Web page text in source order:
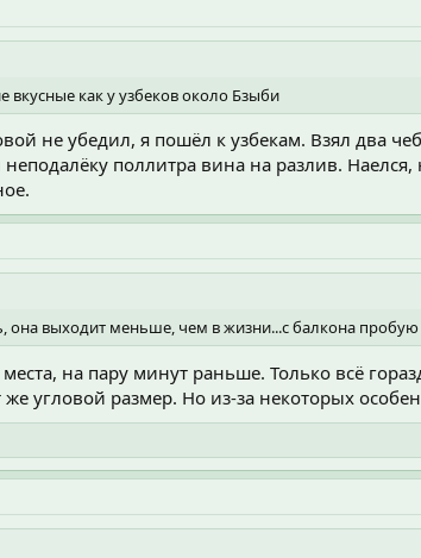
вкусные как у узбеков около Бзыби
не убедил, я пошёл к узбекам. Взял два
поллитра вина на разлив. Наелся,
она выходит меньше, чем в жизни...с балкона пробую
на пару минут раньше. Только всё
угловой размер. Но из-за некоторых